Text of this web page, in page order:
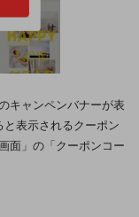
キャンペンバナーが表
表示されるクーポン
面」の「クーポンコー